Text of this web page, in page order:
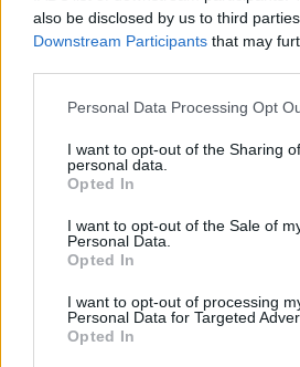
also be disclosed by us to third
Downstream Participants that may
Personal Data Processing Opt
I want to opt-out of the Sharing
personal data.
Opted In
I want to opt-out of the Sale of
Personal Data.
Opted In
I want to opt-out of processing
Personal Data for Targeted
Opted In
Diga-me com quem
quem
N D A